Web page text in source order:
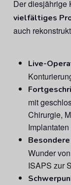
Der diesjährige
vielfältiges
auch
Live-
mit
Chirurgie,
Implantaten
Wunder
ISAPS zur